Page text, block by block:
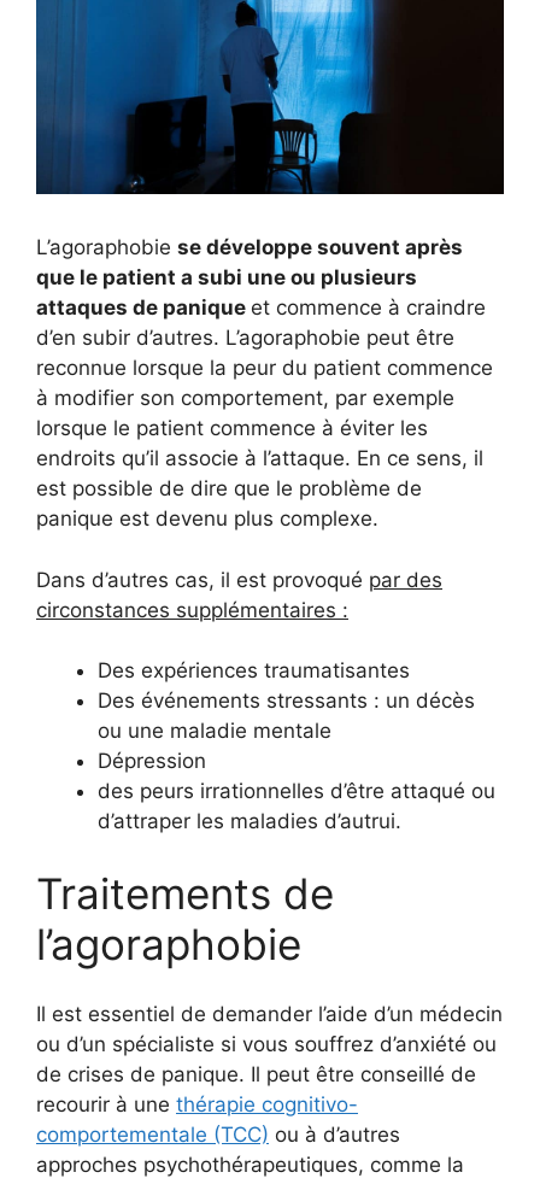
L’agoraphobie se développe souvent après
que le patient a subi une ou plusieurs
attaques de panique et commence à craindre
d’en subir d’autres. L’agoraphobie peut être
reconnue lorsque la peur du patient commence
à modifier son comportement, par exemple
lorsque le patient commence à éviter les
endroits qu’il associe à l’attaque. En ce sens, il
est possible de dire que le problème de
panique est devenu plus complexe.
Dans d’autres cas, il est provoqué par des
circonstances supplémentaires :
Des expériences traumatisantes
Des événements stressants : un décès
ou une maladie mentale
Dépression
des peurs irrationnelles d’être attaqué ou
d’attraper les maladies d’autrui.
Traitements de
l’agoraphobie
Il est essentiel de demander l’aide d’un médecin
ou d’un spécialiste si vous souffrez d’anxiété ou
de crises de panique. Il peut être conseillé de
recourir à une thérapie cognitivo-
comportementale (TCC) ou à d’autres
approches psychothérapeutiques, comme la